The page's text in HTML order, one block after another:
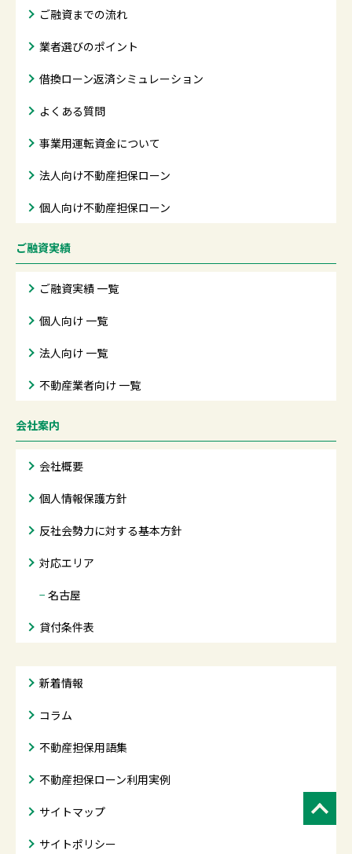
ご融資までの流れ
業者選びのポイント
借換ローン返済シミュレーション
よくある質問
事業用運転資金について
法人向け不動産担保ローン
個人向け不動産担保ローン
ご融資実績
ご融資実績 一覧
個人向け 一覧
法人向け 一覧
不動産業者向け 一覧
会社案内
会社概要
個人情報保護方針
反社会勢力に対する基本方針
対応エリア
− 名古屋
貸付条件表
新着情報
コラム
不動産担保用語集
不動産担保ローン利用実例
サイトマップ
サイトポリシー